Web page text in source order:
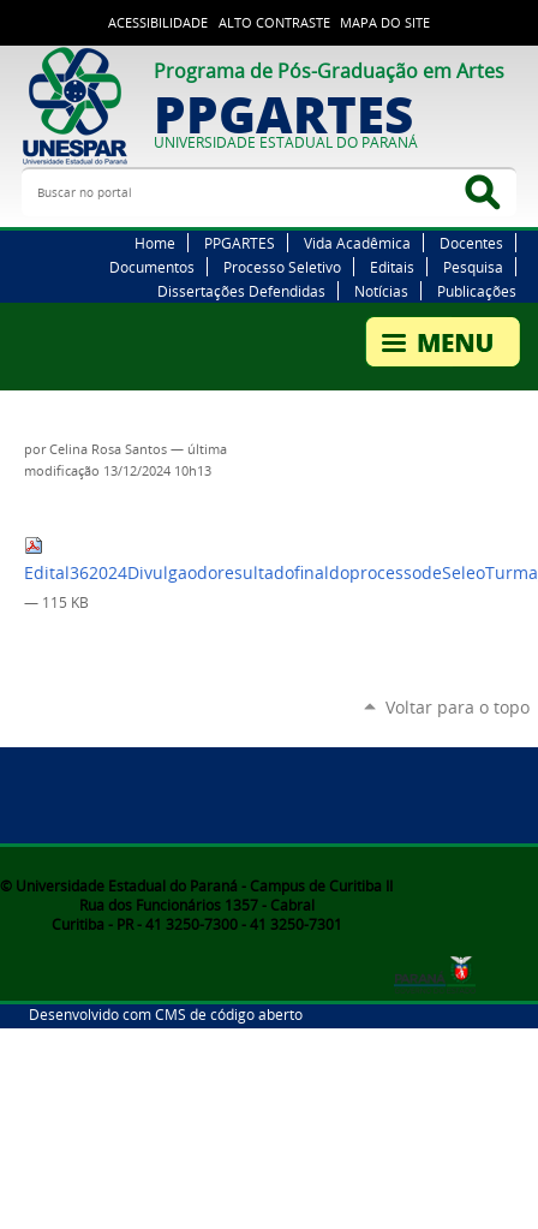
ACESSIBILIDADE ALTO CONTRASTE MAPA DO SITE
Programa de Pós-Graduação em Artes
PPGARTES
UNIVERSIDADE ESTADUAL DO PARANÁ
Buscar no portal
Home PPGARTES Vida Acadêmica
Docentes
Documentos
Processo Seletivo Editais
Pesquisa
Dissertações Defendidas
Notícias Publicações
porCelina Rosa Santos — última
modificação 13/12/2024 10h13
— 115 KB
Voltar para o topo
© Universidade Estadual do Paraná - Campus de Curitiba II
Rua dos Funcionários 1357 - Cabral
Curitiba - PR - 41 3250-7300 - 41 3250-7301
Desenvolvido com CMS de código aberto